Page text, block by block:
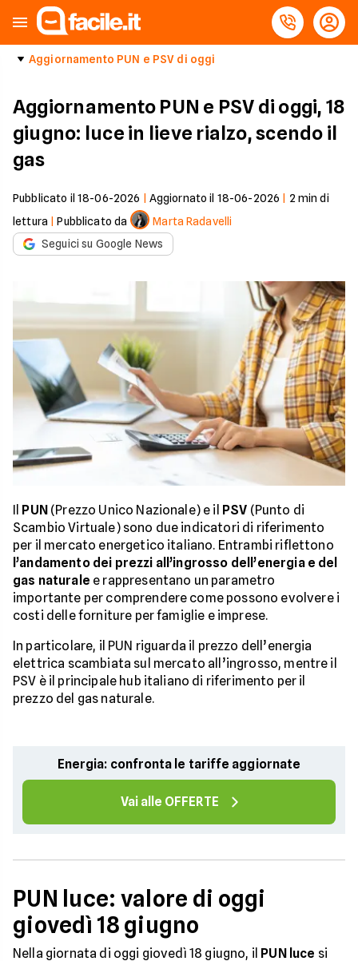
Aggiornamento PUN e PSV di oggi
Aggiornamento PUN e PSV di oggi, 18
giugno: luce in lieve rialzo, scendo il
gas
Pubblicato il 18-06-2026 Aggiornato il 18-06-2026 2 min di
lettura |Pubblicato da
Marta Radavelli
Seguici su Google News
Il PUN(Prezzo Unico Nazionale) e il PSV (Punto di
Scambio Virtuale) sono due indicatori di riferimento
per il mercato energetico italiano. Entrambi riflettono
l’andamento dei prezzi all’ingrosso dell’energia e del
gas naturale e rappresentano un parametro
importante per comprendere come possono evolvere i
costi delle forniture per famiglie e imprese.
In particolare, il PUN riguarda il prezzo dell’energia
elettrica scambiata sul mercato all’ingrosso, mentre il
PSV è il principale hub italiano di riferimento per il
prezzo del gas naturale.
Energia: confronta le tariffe aggiornate
Vai alle OFFERTE
PUN luce: valore di oggi
giovedì 18 giugno
Nella giornata di oggi giovedì 18 giugno, il PUN luce si